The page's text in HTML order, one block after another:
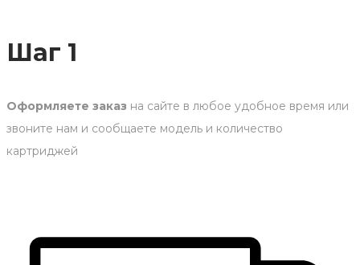
Шаг 1
Оформляете заказ на сайте в любое удобное время или
звоните нам и сообщаете модель и количество
картриджей